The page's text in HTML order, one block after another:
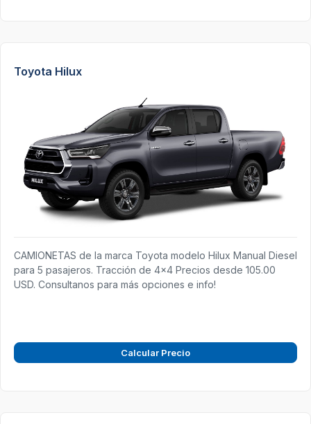
Toyota Hilux
CAMIONETAS de la marca Toyota modelo Hilux Manual Diesel
para 5 pasajeros. Tracción de 4x4 Precios desde 105.00
USD. Consultanos para más opciones e info!
Calcular Precio